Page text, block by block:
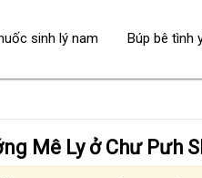
Mê Ly ở Chư Pưh
sinh lý nam Búp bê tình